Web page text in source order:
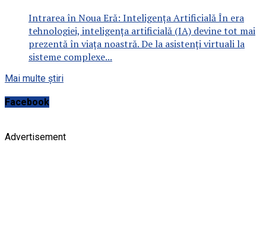
Intrarea în Noua Eră: Inteligența Artificială În era
tehnologiei, inteligența artificială (IA) devine tot mai
prezentă în viața noastră. De la asistenți virtuali la
sisteme complexe...
Mai multe știri
Facebook
Advertisement